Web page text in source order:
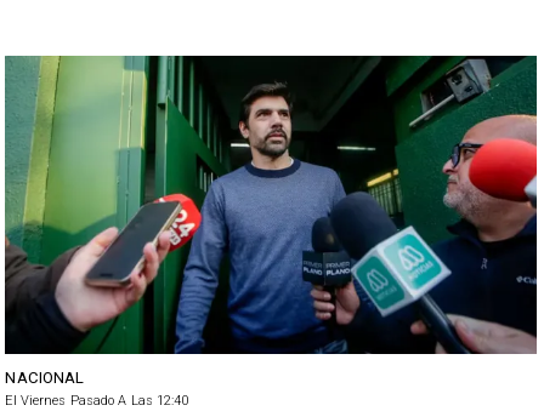
NACIONAL
El Viernes Pasado A Las 12:40